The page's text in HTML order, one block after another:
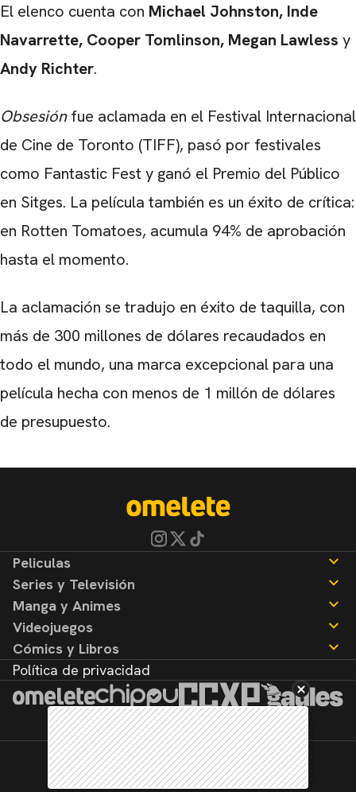
El elenco cuenta con Michael Johnston, Inde
Navarrette, Cooper Tomlinson, Megan Lawless y
Andy Richter.
Obsesiónfue aclamada en el Festival Internacional
de Cine de Toronto (TIFF), pasó por festivales
como Fantastic Fest y ganó el Premio del Público
en Sitges. La película también es un éxito de crítica:
en Rotten Tomatoes, acumula 94% de aprobación
hasta el momento.
La aclamación se tradujo en éxito de taquilla, con
más de 300 millones de dólares recaudados en
todo el mundo, una marca excepcional para una
película hecha con menos de 1 millón de dólares
de presupuesto.
Peliculas
Noticias
Reseñas
Series y Televisión
Noticias
Reseñas
Manga y Animes
Noticias
Reseñas
Videojuegos
Noticias
Reseñas
Cómics y Libros
Noticias
Reseñas
Política de privacidad
©2026. Todos los derechos reservados.